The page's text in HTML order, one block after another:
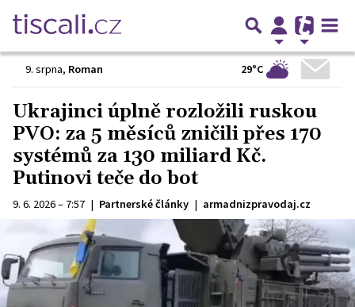
9. srpna, Roman 29°C
Ukrajinci úplně rozložili ruskou
PVO: za 5 měsíců zničili přes 170
systémů za 130 miliard Kč.
Putinovi teče do bot
9. 6. 2026 – 7:57 | Partnerské články | armadnizpravodaj.cz